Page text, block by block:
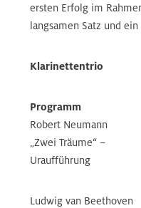
ersten Erfolg im
langsamen Satz und ein
Klarinettentrio
Programm
Robert Neumann
„Zwei Träume“ –
Uraufführung
Ludwig van Beethoven